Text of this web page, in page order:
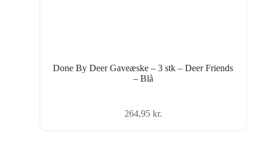
Done By Deer Gaveæske – 3 stk – Deer Friends
– Blå
264,95 kr.